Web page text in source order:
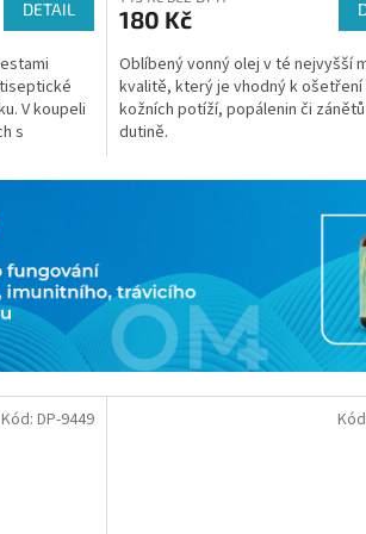
DETAIL
V koupeli
s
180 Kč
Oblíbený vonný olej v té nejvyšší
kvalitě, který je vhodný k ošetření
kožních potíží, popálenin či
dutině.
Kód: DP-9449